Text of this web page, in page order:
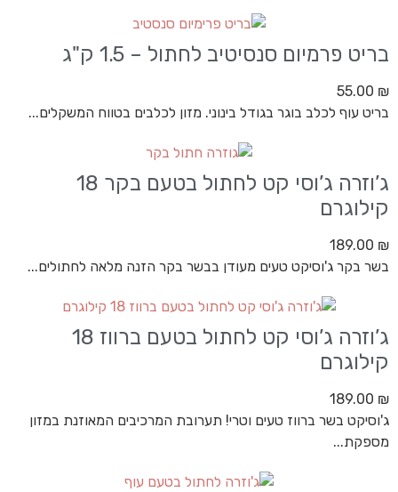
בריט פרמיום סנסיטיב לחתול – 1.5 ק"ג
55.00 ₪
בריט עוף לכלב בוגר בגודל בינוני. מזון לכלבים בטווח המשקלים...
ג’וזרה ג’וסי קט לחתול בטעם בקר 18
קילוגרם
189.00 ₪
בשר בקר ג'וסיקט טעים מעודן בבשר בקר הזנה מלאה לחתולים...
ג’וזרה ג’וסי קט לחתול בטעם ברווז 18
קילוגרם
189.00 ₪
ג'וסיקט בשר ברווז טעים וטרי! תערובת המרכיבים המאוזנת במזון
מספקת...